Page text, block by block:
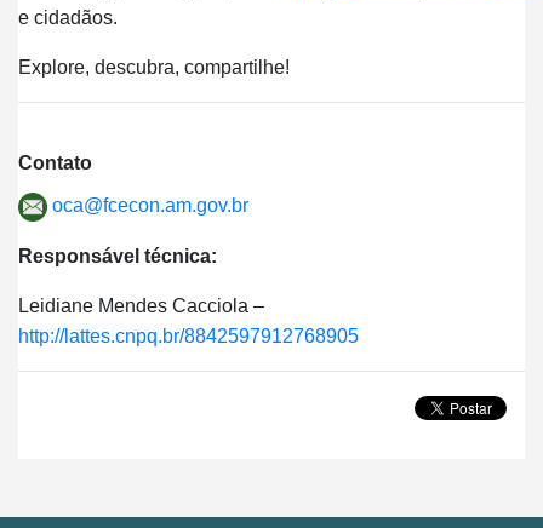
e cidadãos.
Explore, descubra, compartilhe!
Contato
oca@fcecon.am.gov.br
Responsável técnica:
Leidiane Mendes Cacciola –
http://lattes.cnpq.br/8842597912768905